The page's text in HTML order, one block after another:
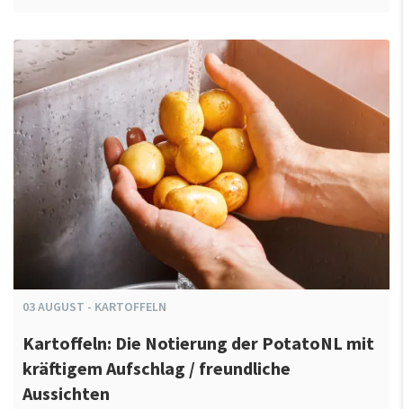
03AUGUST - KARTOFFELN
Kartoffeln: Die Notierung der PotatoNL mit
kräftigem Aufschlag / freundliche
Aussichten